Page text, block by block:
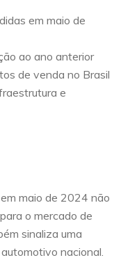
em maio de
ao ano anterior
de venda no Brasil
e
maio de 2024 não
o mercado de
sinaliza uma
nacional.